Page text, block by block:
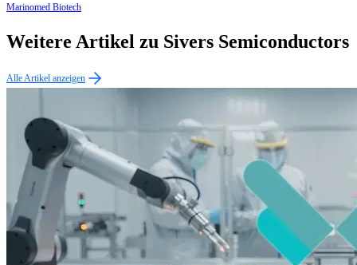
Marinomed Biotech
Weitere Artikel zu Sivers Semiconductors
Alle Artikel anzeigen